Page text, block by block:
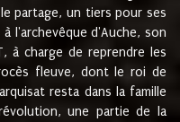
partage, un tiers pour ses
l'archevêque d'Auche, son
à charge de reprendre les
fleuve, dont le roi de
resta dans la famille
révolution, une partie de la